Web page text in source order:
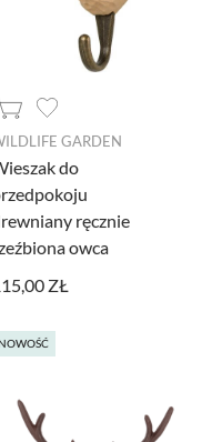
GARDEN
do
ręcznie
owca
ZŁ